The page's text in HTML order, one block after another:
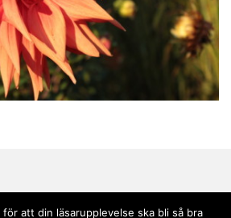
att din läsarupplevelse ska bli så bra